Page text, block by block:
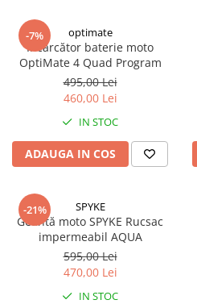
CAGULE SI PROTECTII GAT
ECHIPAMENTE HARD
PLOAIE
Ochelari
Ochelari Personalizabili
Stickere & Grafică
Folii Grafice
Tuning & Stunt
Manete & Comenzi
Ornamente Spite
Protecții & Slidere
-7% optimate
Încărcător baterie moto
OptiMate 4 Quad Program
495,00 Lei
460,00 Lei
IN STOC
ADAUGA IN COS
-21% SPYKE
Geantă moto SPYKE Rucsac
impermeabil AQUA
595,00 Lei
470,00 Lei
IN STOC